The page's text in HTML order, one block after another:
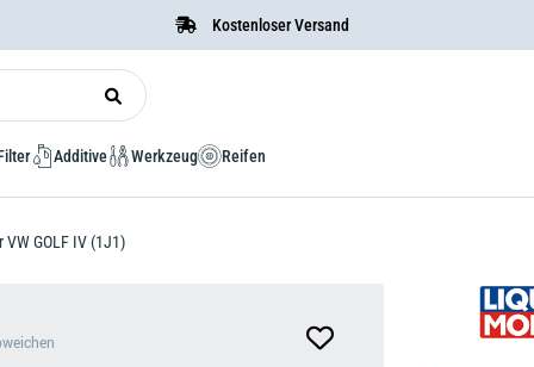
Kostenloser Versand
Additive Werkzeug Reifen
GOLF IV (1J1)